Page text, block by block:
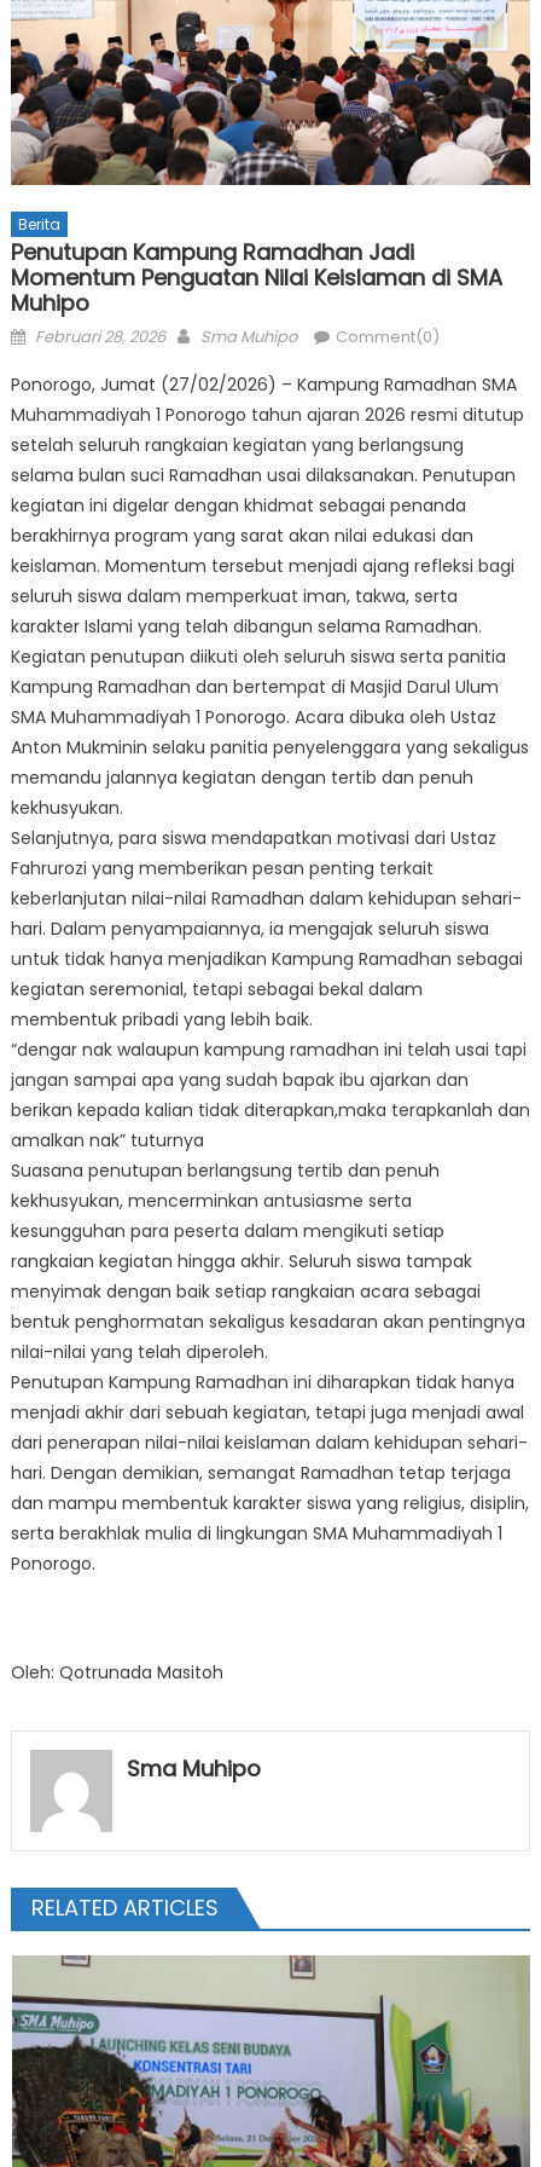
Berita
Penutupan Kampung Ramadhan Jadi
Momentum Penguatan Nilai Keislaman di SMA
Muhipo
Posted
Februari 28, 2026 Author
Sma Muhipo Comment(0)
Ponorogo, Jumat (27/02/2026) – Kampung Ramadhan SMA
Muhammadiyah 1 Ponorogo tahun ajaran 2026 resmi ditutup
setelah seluruh rangkaian kegiatan yang berlangsung
selama bulan suci Ramadhan usai dilaksanakan. Penutupan
kegiatan ini digelar dengan khidmat sebagai penanda
berakhirnya program yang sarat akan nilai edukasi dan
keislaman. Momentum tersebut menjadi ajang refleksi bagi
seluruh siswa dalam memperkuat iman, takwa, serta
karakter Islami yang telah dibangun selama Ramadhan.
Kegiatan penutupan diikuti oleh seluruh siswa serta panitia
Kampung Ramadhan dan bertempat di Masjid Darul Ulum
SMA Muhammadiyah 1 Ponorogo. Acara dibuka oleh Ustaz
Anton Mukminin selaku panitia penyelenggara yang sekaligus
memandu jalannya kegiatan dengan tertib dan penuh
kekhusyukan.
Selanjutnya, para siswa mendapatkan motivasi dari Ustaz
Fahrurozi yang memberikan pesan penting terkait
keberlanjutan nilai-nilai Ramadhan dalam kehidupan sehari-
hari. Dalam penyampaiannya, ia mengajak seluruh siswa
untuk tidak hanya menjadikan Kampung Ramadhan sebagai
kegiatan seremonial, tetapi sebagai bekal dalam
membentuk pribadi yang lebih baik.
“dengar nak walaupun kampung ramadhan ini telah usai tapi
jangan sampai apa yang sudah bapak ibu ajarkan dan
berikan kepada kalian tidak diterapkan,maka terapkanlah dan
amalkan nak” tuturnya
Suasana penutupan berlangsung tertib dan penuh
kekhusyukan, mencerminkan antusiasme serta
kesungguhan para peserta dalam mengikuti setiap
rangkaian kegiatan hingga akhir. Seluruh siswa tampak
menyimak dengan baik setiap rangkaian acara sebagai
bentuk penghormatan sekaligus kesadaran akan pentingnya
nilai-nilai yang telah diperoleh.
Penutupan Kampung Ramadhan ini diharapkan tidak hanya
menjadi akhir dari sebuah kegiatan, tetapi juga menjadi awal
dari penerapan nilai-nilai keislaman dalam kehidupan sehari-
hari. Dengan demikian, semangat Ramadhan tetap terjaga
dan mampu membentuk karakter siswa yang religius, disiplin,
serta berakhlak mulia di lingkungan SMA Muhammadiyah 1
Ponorogo.
Oleh: Qotrunada Masitoh
Sma Muhipo
RELATED ARTICLES